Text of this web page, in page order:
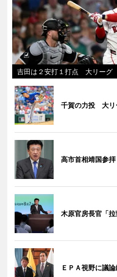
吉田は２安打１打点 大リーグ
千賀の力投 大リ
高市首相靖国参拝
木原官房長官「拉
ＥＰＡ視野に議